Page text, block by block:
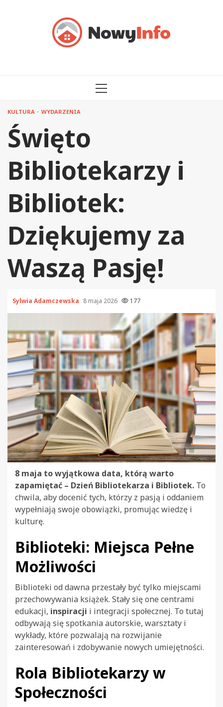
MENU
KULTURA WYDARZENIA
Święto
Bibliotekarzy i
Bibliotek:
Dziękujemy za
Waszą Pasję!
Sylwia Adamczewska 8 maja 2026 177
8 maja to wyjątkowa data, którą warto
zapamiętać – Dzień Bibliotekarza i Bibliotek. To
chwila, aby docenić tych, którzy z pasją i oddaniem
wypełniają swoje obowiązki, promując wiedzę i
kulturę.
Biblioteki: Miejsca Pełne
Możliwości
Biblioteki od dawna przestały być tylko miejscami
przechowywania książek. Stały się one centrami
edukacji, inspiracji i integracji społecznej. To tutaj
odbywają się spotkania autorskie, warsztaty i
wykłady, które pozwalają na rozwijanie
zainteresowań i zdobywanie nowych umiejętności.
Rola Bibliotekarzy w
Społeczności